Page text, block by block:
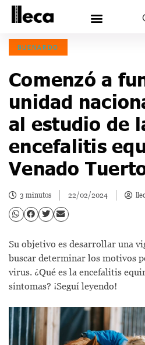
BUENARDO
Comenzó a
unidad
al estudio de
encefalitis
Venado
3 minutos 22/02/2024
Su objetivo es desarrollar una
buscar determinar los motivos
virus. ¿Qué es la encefalitis
síntomas? ¡Seguí leyendo!